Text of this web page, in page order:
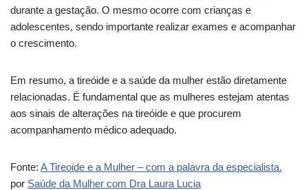
durante a gestação. O mesmo ocorre com crianças e
adolescentes, sendo importante realizar exames e acompanhar
o crescimento.
Em resumo, a tireóide e a saúde da mulher estão diretamente
relacionadas. É fundamental que as mulheres estejam atentas
aos sinais de alterações na tireóide e que procurem
acompanhamento médico adequado.
Fonte: A Tireoide e a Mulher – com a palavra da especialista.
por Saúde da Mulher com Dra Laura Lucia